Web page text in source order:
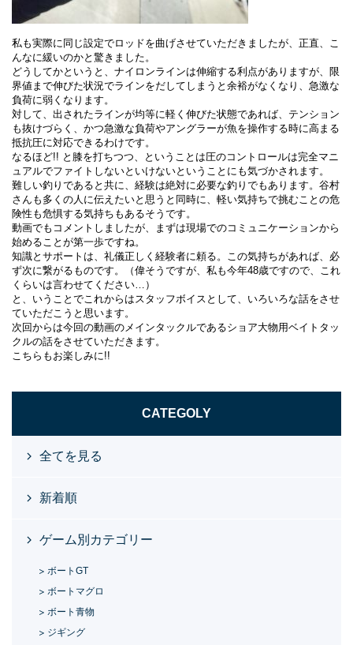
私も実際に同じ設定でロッドを曲げさせていただきましたが、正直、こ
んなに緩いのかと驚きました。
どうしてかというと、ナイロンラインは伸縮する利点がありますが、限
界値まで伸びた状況でラインをだしてしまうと余裕がなくなり、急激な
負荷に弱くなります。
対して、出されたラインが均等に軽く伸びた状態であれば、テンション
も抜けづらく、かつ急激な負荷やアングラーが魚を操作する時に高まる
抵抗圧に対応できるわけです。
なるほど!! と膝を打ちつつ、ということは圧のコントロールは完全マニ
ュアルでファイトしないといけないということにも気づかされます。
難しい釣りであると共に、経験は絶対に必要な釣りでもあります。谷村
さんも多くの人に伝えたいと思うと同時に、軽い気持ちで挑むことの危
険性も危惧する気持ちもあるそうです。
動画でもコメントしましたが、まずは現場でのコミュニケーションから
始めることが第一歩ですね。
知識とサポートは、礼儀正しく経験者に頼る。この気持ちがあれば、必
ず次に繋がるものです。（偉そうですが、私も今年48歳ですので、これ
くらいは言わせてください…）
と、いうことでこれからはスタッフボイスとして、いろいろな話をさせ
ていただこうと思います。
次回からは今回の動画のメインタックルであるショア大物用ベイトタッ
クルの話をさせていただきます。
こちらもお楽しみに!!
CATEGOLY
全てを見る
新着順
ゲーム別カテゴリー
ボートGT
ボートマグロ
ボート青物
ジギング